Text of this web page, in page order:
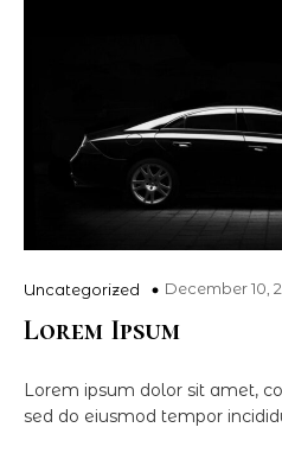
Uncategorized December 10,
Lorem Ipsum
Lorem ipsum dolor sit amet,
sed do eiusmod tempor